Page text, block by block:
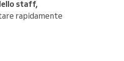
staff,
rapidamente